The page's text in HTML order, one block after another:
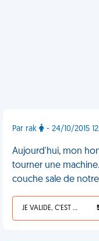
Par rak - 24/10/2015
Aujourd'hui, mon
tourner une
couche sale de
JE VALIDE, C'EST UNE VDM